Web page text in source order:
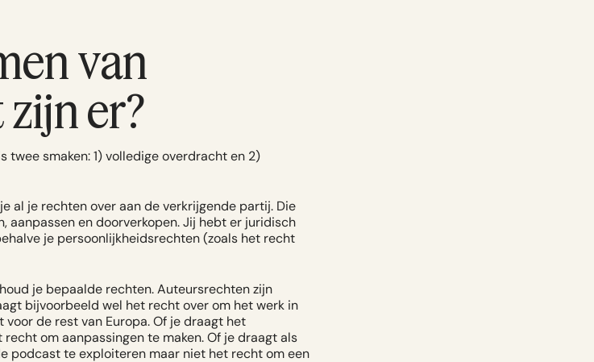
van
er?
twee smaken: 1) volledige overdracht en 2)
al je rechten over aan de verkrijgende partij. Die
aanpassen en doorverkopen. Jij hebt er juridisch
je persoonlijkheidsrechten (zoals het recht
je bepaalde rechten. Auteursrechten zijn
bijvoorbeeld wel het recht over om het werk in
de rest van Europa. Of je draagt het
om aanpassingen te maken. Of je draagt als
podcast te exploiteren maar niet het recht om een